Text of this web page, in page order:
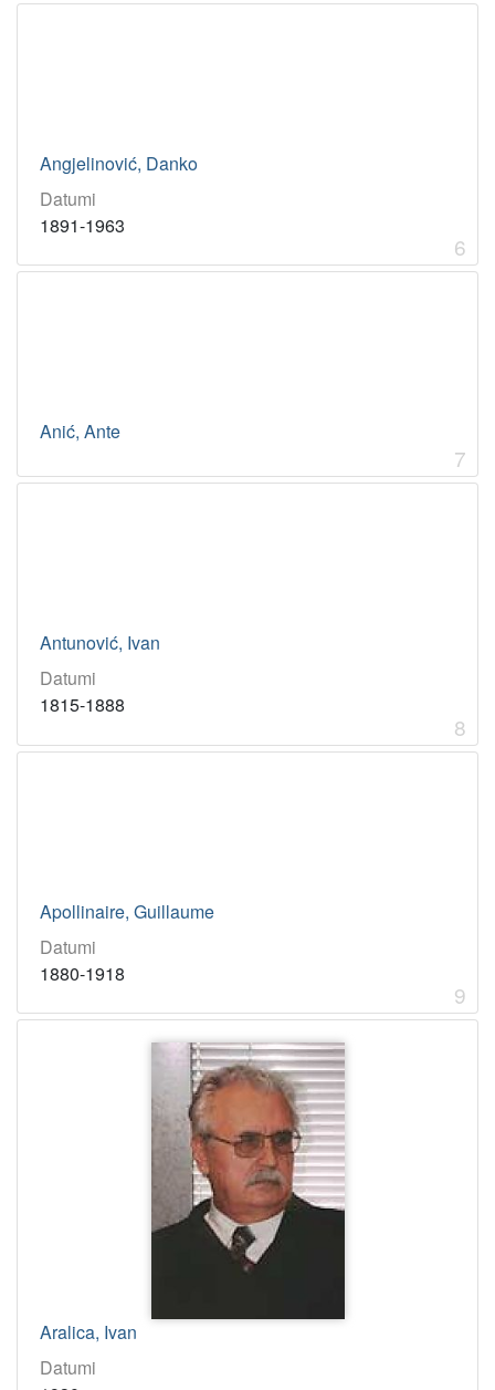
Angjelinović, Danko
Datumi
1891-1963
6
Anić, Ante
7
Antunović, Ivan
Datumi
1815-1888
8
Apollinaire, Guillaume
Datumi
1880-1918
9
Aralica, Ivan
Datumi